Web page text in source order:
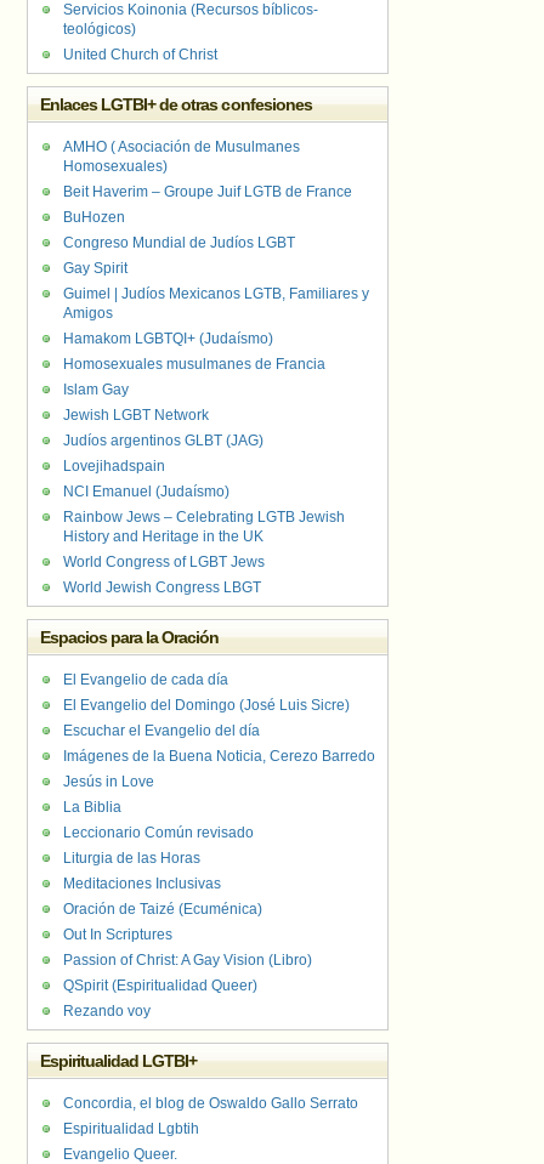
Servicios Koinonia (Recursos bíblicos-
teológicos)
United Church of Christ
Enlaces LGTBI+ de otras confesiones
AMHO ( Asociación de Musulmanes
Homosexuales)
Beit Haverim – Groupe Juif LGTB de France
BuHozen
Congreso Mundial de Judíos LGBT
Gay Spirit
Guimel | Judíos Mexicanos LGTB, Familiares y
Amigos
Hamakom LGBTQI+ (Judaísmo)
Homosexuales musulmanes de Francia
Islam Gay
Jewish LGBT Network
Judíos argentinos GLBT (JAG)
Lovejihadspain
NCI Emanuel (Judaísmo)
Rainbow Jews – Celebrating LGTB Jewish
History and Heritage in the UK
World Congress of LGBT Jews
World Jewish Congress LBGT
Espacios para la Oración
El Evangelio de cada día
El Evangelio del Domingo (José Luis Sicre)
Escuchar el Evangelio del día
Imágenes de la Buena Noticia, Cerezo Barredo
Jesús in Love
La Biblia
Leccionario Común revisado
Liturgia de las Horas
Meditaciones Inclusivas
Oración de Taizé (Ecuménica)
Out In Scriptures
Passion of Christ: A Gay Vision (Libro)
QSpirit (Espiritualidad Queer)
Rezando voy
Espiritualidad LGTBI+
Concordia, el blog de Oswaldo Gallo Serrato
Espiritualidad Lgbtih
Evangelio Queer.